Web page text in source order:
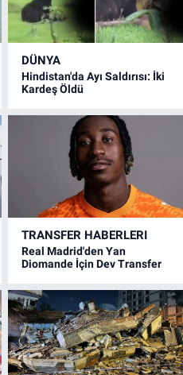
DÜNYA
Hindistan'da Ayı Saldırısı: İki
Kardeş Öldü
TRANSFER HABERLERI
Real Madrid'den Yan
Diomande İçin Dev Transfer